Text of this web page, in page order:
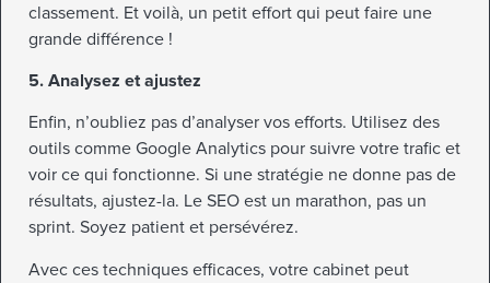
classement. Et voilà, un petit effort qui peut faire une
grande différence !
5. Analysez et ajustez
Enfin, n’oubliez pas d’analyser vos efforts. Utilisez des
outils comme Google Analytics pour suivre votre trafic et
voir ce qui fonctionne. Si une stratégie ne donne pas de
résultats, ajustez-la. Le SEO est un marathon, pas un
sprint. Soyez patient et persévérez.
Avec ces techniques efficaces, votre cabinet peut